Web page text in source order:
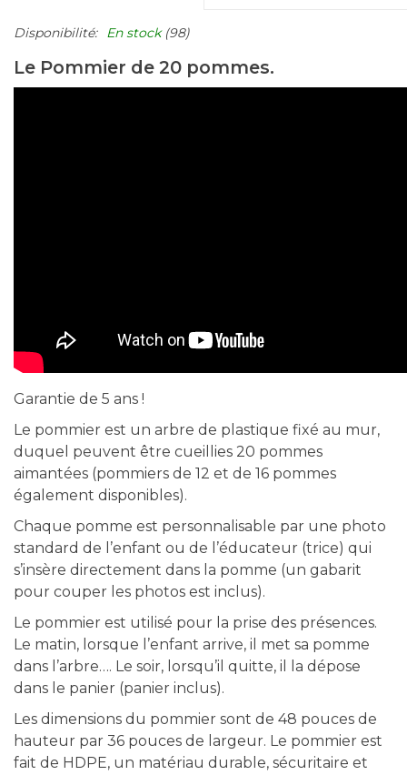
Disponibilité: En stock(98)
Le Pommier de 20 pommes.
Garantie de 5 ans !
Le pommier est un arbre de plastique fixé au mur,
duquel peuvent être cueillies 20 pommes
aimantées (pommiers de 12 et de 16 pommes
également disponibles).
Chaque pomme est personnalisable par une photo
standard de l’enfant ou de l’éducateur (trice) qui
s’insère directement dans la pomme (un gabarit
pour couper les photos est inclus).
Le pommier est utilisé pour la prise des présences.
Le matin, lorsque l’enfant arrive, il met sa pomme
dans l’arbre…. Le soir, lorsqu’il quitte, il la dépose
dans le panier (panier inclus).
Les dimensions du pommier sont de 48 pouces de
hauteur par 36 pouces de largeur. Le pommier est
fait de HDPE, un matériau durable, sécuritaire et